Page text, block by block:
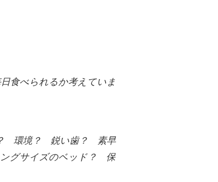
食べられるか考えていま
環境？ 鋭い歯？ 素早
サイズのベッド？ 保